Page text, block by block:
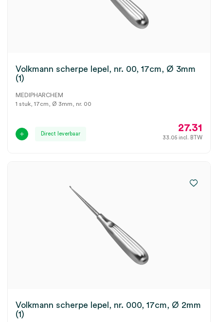
Volkmann scherpe lepel, nr. 00, 17cm, Ø 3mm
(1)
MEDIPHARCHEM
1 stuk, 17cm, Ø 3mm, nr. 00
Direct leverbaar
27.31
33.05 incl. BTW
Volkmann scherpe lepel, nr. 000, 17cm, Ø 2mm
(1)